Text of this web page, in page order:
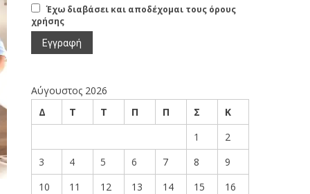
Έχω διαβάσει και αποδέχομαι τους όρους
χρήσης
Αύγουστος 2026
Δ
Τ Τ Π Π Σ
Κ
1
2
3
4 5 6 7 8
9
10
11 12 13 14 15
16